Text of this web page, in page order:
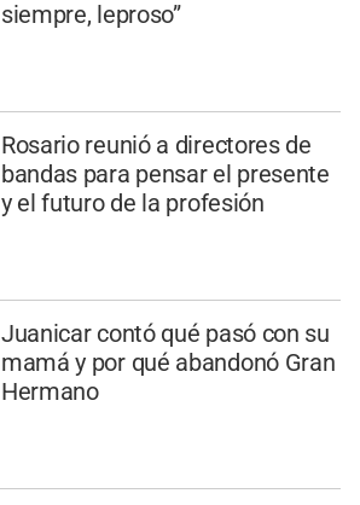
siempre, leproso”
Rosario reunió a directores de
bandas para pensar el presente
y el futuro de la profesión
Juanicar contó qué pasó con su
mamá y por qué abandonó Gran
Hermano